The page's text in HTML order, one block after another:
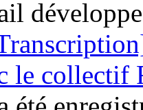
le collectif